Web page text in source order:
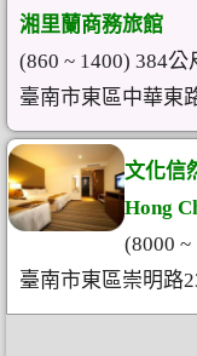
湘里蘭商務旅館
(860 ~ 1400) 384公
臺南市東區中華東
文化信
Hong
(8000 ~
臺南市東區崇明路